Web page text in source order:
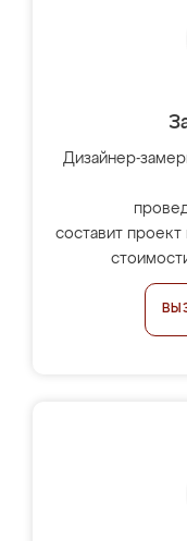
Дизайнер-
составит проект